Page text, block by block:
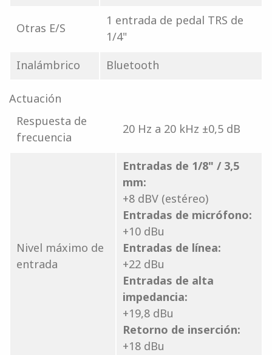
Otras E/S
1 entrada de pedal TRS de
1/4"
Inalámbrico
Bluetooth
Actuación
Respuesta de
frecuencia
20 Hz a 20 kHz ±0,5 dB
Nivel máximo de
entrada
Entradas de 1/8" / 3,5
mm:
+8 dBV (estéreo)
Entradas de micrófono:
+10 dBu
Entradas de línea:
+22 dBu
Entradas de alta
impedancia:
+19,8 dBu
Retorno de inserción:
+18 dBu